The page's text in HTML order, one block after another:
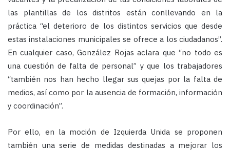
las plantillas de los distritos están conllevando en la
práctica “el deterioro de los distintos servicios que desde
estas instalaciones municipales se ofrece a los ciudadanos”.
En cualquier caso, González Rojas aclara que “no todo es
una cuestión de falta de personal” y que los trabajadores
“también nos han hecho llegar sus quejas por la falta de
medios, así como por la ausencia de formación, información
y coordinación”.
Por ello, en la moción de Izquierda Unida se proponen
también una serie de medidas destinadas a mejorar los